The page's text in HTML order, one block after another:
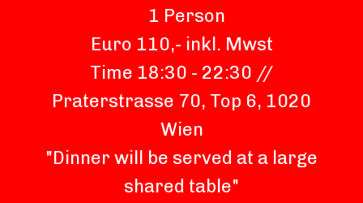
1 Person
Euro 110,- inkl. Mwst
Time 18:30 - 22:30 //
Praterstrasse 70, Top 6, 1020
Wien
"Dinner will be served at a large
shared table"